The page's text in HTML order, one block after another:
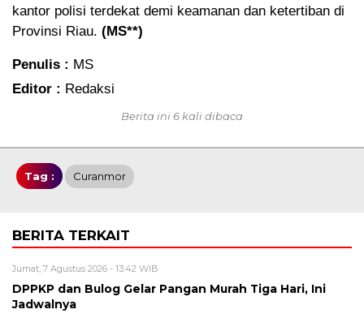
kantor polisi terdekat demi keamanan dan ketertiban di
Provinsi Riau. (MS**)
Penulis : MS
Editor : Redaksi
Berita ini 6 kali dibaca
Tag : Curanmor
BERITA TERKAIT
Jumat, 7 Agustus 2026 - 13:42 WIB
DPPKP dan Bulog Gelar Pangan Murah Tiga Hari, Ini
Jadwalnya